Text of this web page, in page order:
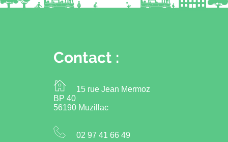
Contact :
15 rue Jean Mermoz
BP 40
56190 Muzillac
02 97 41 66 49